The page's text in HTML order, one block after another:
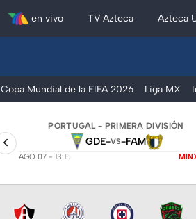
en vivo TV Azteca Azteca
Copa Mundial de la FIFA 2026 Liga MX
PORTUGAL - PRIMERA DIVISIÓN
GDE-VS-FAM
AGO 07 - 13:15